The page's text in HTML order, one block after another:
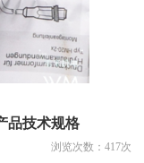
品技术规格
浏览次数： 417次